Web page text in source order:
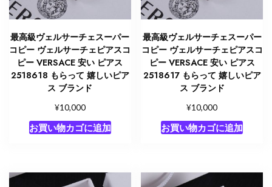
最高級ヴェルサーチェスーパー
コピー ヴェルサーチェピアスコ
ピー VERSACE 安い ピアス
2518618 もらって 嬉しいピア
ス ブランド
¥10,000
お買い物カゴに追加
最高級ヴェルサーチェスーパー
コピー ヴェルサーチェピアスコ
ピー VERSACE 安い ピアス
2518617 もらって 嬉しいピア
ス ブランド
¥10,000
お買い物カゴに追加